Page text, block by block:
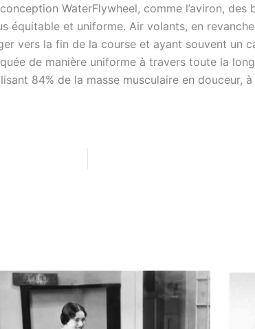
WaterFlywheel, comme l’aviron, des
équitable et uniforme. Air volants, en
vers la fin de la course et ayant souvent un
de manière uniforme à travers toute la
84% de la masse musculaire en douceur, à